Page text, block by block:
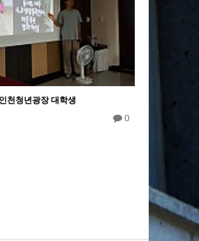
인천청년광장 대학생
0